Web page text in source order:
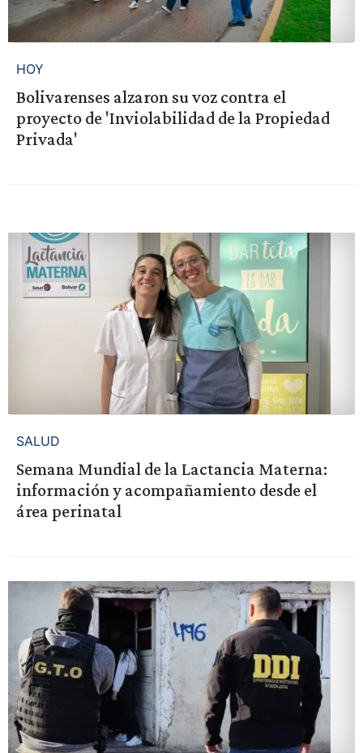
HOY
Bolivarenses alzaron su voz contra el
proyecto de 'Inviolabilidad de la Propiedad
Privada'
SALUD
Semana Mundial de la Lactancia Materna:
información y acompañamiento desde el
área perinatal